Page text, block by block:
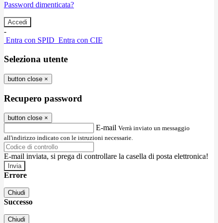
Password dimenticata?
-
Entra con SPID Entra con CIE
Seleziona utente
button close ×
Recupero password
button close ×
E-mail Verrà inviato un messaggio
all'indirizzo indicato con le istruzioni necessarie.
E-mail inviata, si prega di controllare la casella di posta elettronica!
Errore
Chiudi
Successo
Chiudi